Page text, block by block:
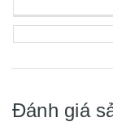
Đánh giá